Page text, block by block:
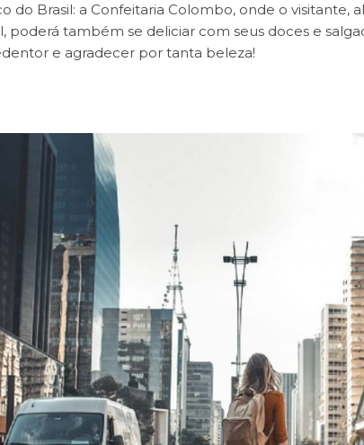
do Brasil: a Confeitaria Colombo, onde o
poderá também se deliciar com seus doces e
e agradecer por tanta beleza!